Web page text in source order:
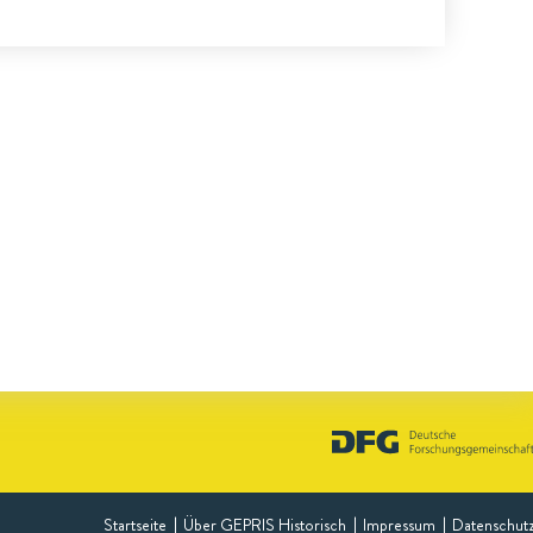
Startseite Über GEPRIS Historisch Impressum Datenschutz